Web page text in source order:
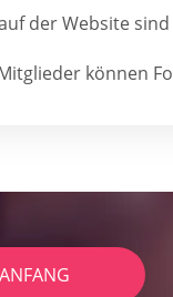
der Website
können
ANFANG